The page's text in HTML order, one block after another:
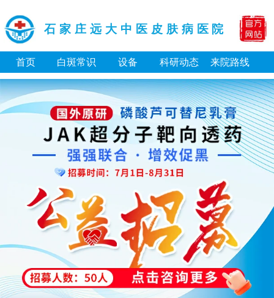
石家庄远大中医皮肤病医院
首页 白斑常识 设备 科研动态 来院路线